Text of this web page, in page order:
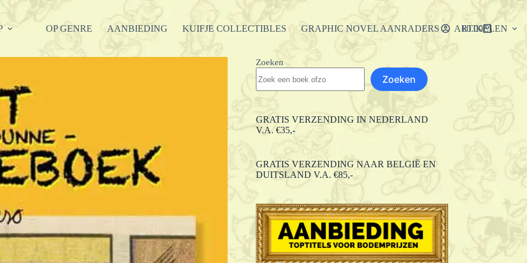
OP GENRE AANBIEDING KUIFJE COLLECTIBLES GRAPHIC NOVEL AANRADERS ARTIKELEN
Winkelwagen
€0.00
Zoeken
Zoeken
GRATIS VERZENDING IN NEDERLAND
V.A. €35,-
GRATIS VERZENDING NAAR BELGIË EN
DUITSLAND V.A. €85,-